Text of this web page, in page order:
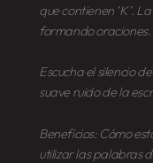
que contienen ‘K’.
formando oraciones.
Escucha el silencio
suave ruido de la
Beneficios: Cómo
utilizar las palabras